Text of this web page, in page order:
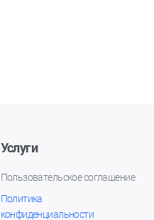
Услуги
Пользовательское соглашение
Политика
конфиденциальности